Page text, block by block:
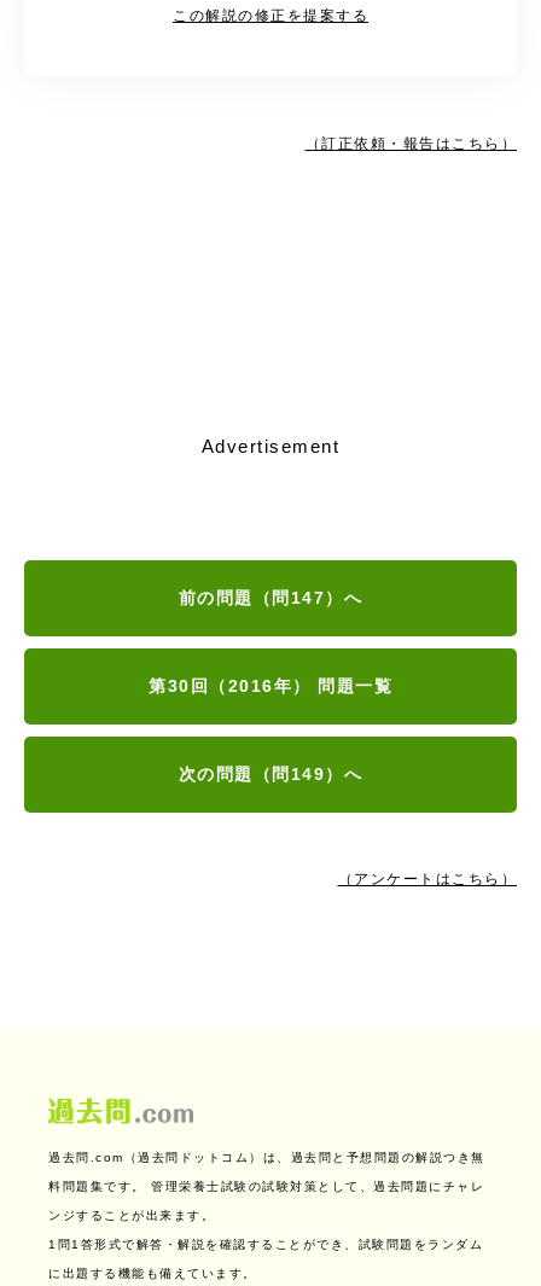
この解説の修正を提案する
（訂正依頼・報告はこちら）
Advertisement
前の問題（問147）へ
第30回（2016年） 問題一覧
次の問題（問149）へ
（アンケートはこちら）
過去問.com（過去問ドットコム）は、過去問と予想問題の解説つき無
料問題集です。 管理栄養士試験の試験対策として、過去問題にチャレ
ンジすることが出来ます。
1問1答形式で解答・解説を確認することができ、試験問題をランダム
に出題する機能も備えています。